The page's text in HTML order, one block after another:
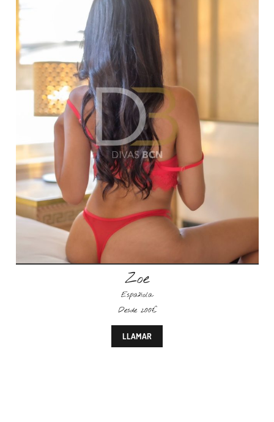
Zoe
Española
Desde 200€
LLAMAR